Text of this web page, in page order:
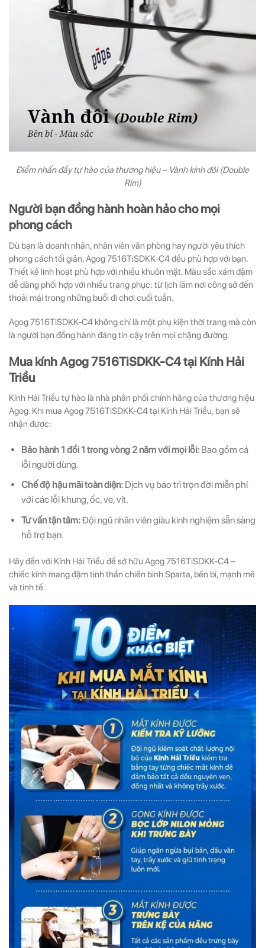
Điểm nhấn đầy tự hào của thương hiệu – Vành kính đôi (Double
Rim)
Người bạn đồng hành hoàn hảo cho mọi
phong cách
Dù bạn là doanh nhân, nhân viên văn phòng hay người yêu thích
phong cách tối giản, Agog 7516TiSDKK-C4 đều phù hợp với bạn.
Thiết kế linh hoạt phù hợp với nhiều khuôn mặt. Màu sắc xám đậm
dễ dàng phối hợp với nhiều trang phục: từ lịch lãm nơi công sở đến
thoải mái trong những buổi đi chơi cuối tuần.
Agog 7516TiSDKK-C4 không chỉ là một phụ kiện thời trang mà còn
là người bạn đồng hành đáng tin cậy trên mọi chặng đường.
Mua kính Agog 7516TiSDKK-C4 tại Kính Hải
Triều
Kính Hải Triều tự hào là nhà phân phối chính hãng của thương hiệu
Agog. Khi mua Agog 7516TiSDKK-C4 tại Kính Hải Triều, bạn sẽ
nhận được:
Bảo hành 1 đổi 1 trong vòng 2 năm với mọi lỗi:Bao gồm cả
lỗi người dùng.
Chế độ hậu mãi toàn diện:Dịch vụ bảo trì trọn đời miễn phí
với các lỗi khung, ốc, ve, vít.
Tư vấn tận tâm:Đội ngũ nhân viên giàu kinh nghiệm sẵn sàng
hỗ trợ bạn.
Hãy đến với Kính Hải Triều để sở hữu Agog 7516TiSDKK-C4 –
chiếc kính mang đậm tinh thần chiến binh Sparta, bền bỉ, mạnh mẽ
và tinh tế.